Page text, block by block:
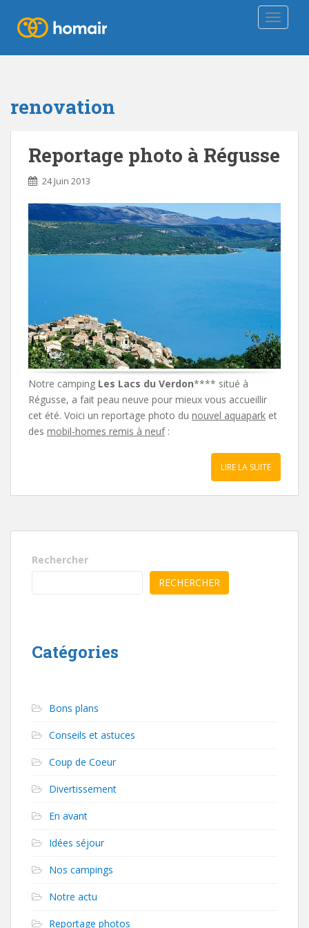
renovation
Reportage photo à Régusse
24 Juin 2013
Notre camping Les Lacs du Verdon**** situé à
Régusse, a fait peau neuve pour mieux vous accueillir
cet été. Voici un reportage photo du nouvel aquapark et
des mobil-homes remis à neuf:
LIRE LA SUITE
Rechercher
RECHERCHER
Catégories
Bons plans
Conseils et astuces
Coup de Coeur
Divertissement
En avant
Idées séjour
Nos campings
Notre actu
Reportage photos